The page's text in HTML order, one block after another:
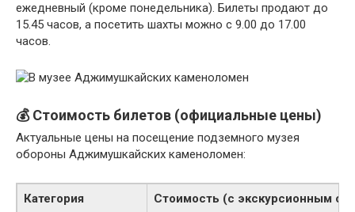
ежедневный (кроме понедельника). Билеты продают до
15.45 часов, а посетить шахты можно с 9.00 до 17.00
часов.
💰 Стоимость билетов (официальные цены)
Актуальные цены на посещение подземного музея
обороны Аджимушкайских каменоломен:
Категория Стоимость (с экскурсионным